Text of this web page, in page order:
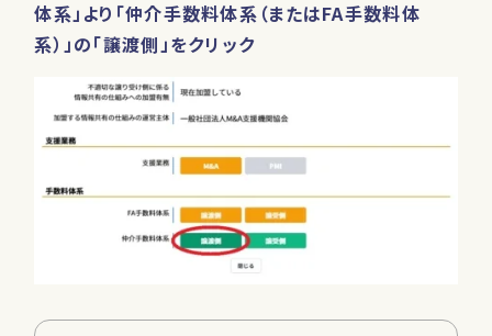
体系」より「仲介手数料体系（またはFA手数料体
系）」の「譲渡側」をクリック